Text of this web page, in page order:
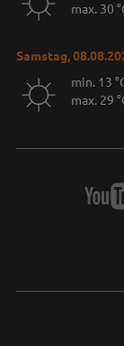
max. 30
Samstag,
min. 13
max. 29